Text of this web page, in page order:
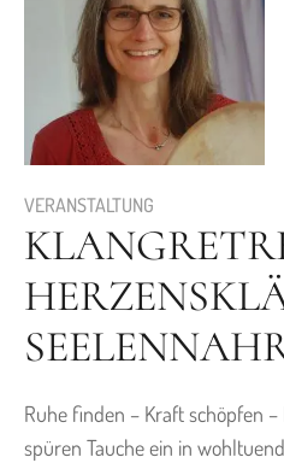
VERANSTALTUNG
Ruhe finden – Kraft schöpfen
spüren Tauche ein in